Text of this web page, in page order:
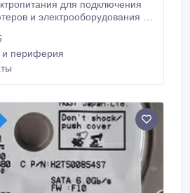
для подключения
периферия